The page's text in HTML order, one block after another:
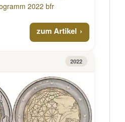
2022 bfr
zum Artikel
2022